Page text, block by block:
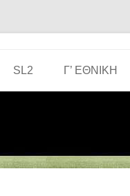
SL2 Γ’ ΕΘΝΙΚΉ